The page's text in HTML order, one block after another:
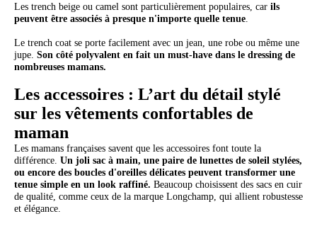
Les trench beige ou camel sont particulièrement populaires, car ils
peuvent être associés à presque n'importe quelle tenue
Le trench coat se porte facilement avec un jean, une robe ou même une
jupe. Son côté polyvalent en fait un must-have dans le dressing de
nombreuses mamans.
Les accessoires : L’art du détail stylé
sur les vêtements confortables de
maman
Les mamans françaises savent que les accessoires font toute la
différence. Un joli sac à main, une paire de lunettes de soleil stylées,
ou encore des boucles d'oreilles délicates peuvent transformer une
tenue simple en un look raffiné. Beaucoup choisissent des sacs en cuir
de qualité, comme ceux de la marque Longchamp, qui allient robustesse
et élégance.